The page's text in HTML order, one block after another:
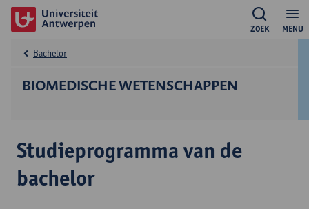
MENU
ZOEK
BIOMEDISCHE WETENSCHAPPEN
Bachelor
Studieprogramma van de
bachelor